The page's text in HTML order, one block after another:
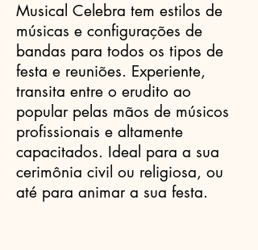
Musical Celebra tem estilos de
músicas e configurações de
bandas para todos os tipos de
festa e reuniões. Experiente,
transita entre o erudito ao
popular pelas mãos de músicos
profissionais e altamente
capacitados. Ideal para a sua
cerimônia civil ou religiosa, ou
até para animar a sua festa.